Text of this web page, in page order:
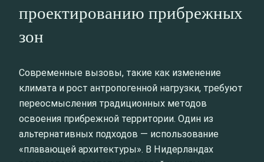
проектированию прибрежных
зон
Современные вызовы, такие как изменение
климата и рост антропогенной нагрузки, требуют
переосмысления традиционных методов
освоения прибрежной территории. Один из
альтернативных подходов — использование
«плавающей архитектуры». В Нидерландах